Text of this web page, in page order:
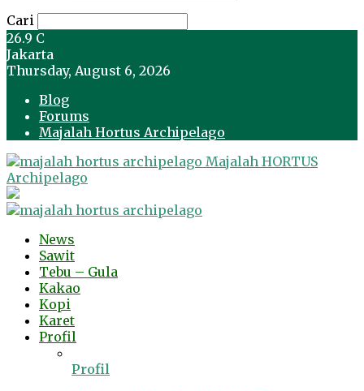
Cari
26.9 C
Jakarta
Thursday, August 6, 2026
Blog
Forums
Majalah Hortus Archipelago
Majalah HORTUS
Archipelago
News
Sawit
Tebu – Gula
Kakao
Kopi
Karet
Profil
Profil